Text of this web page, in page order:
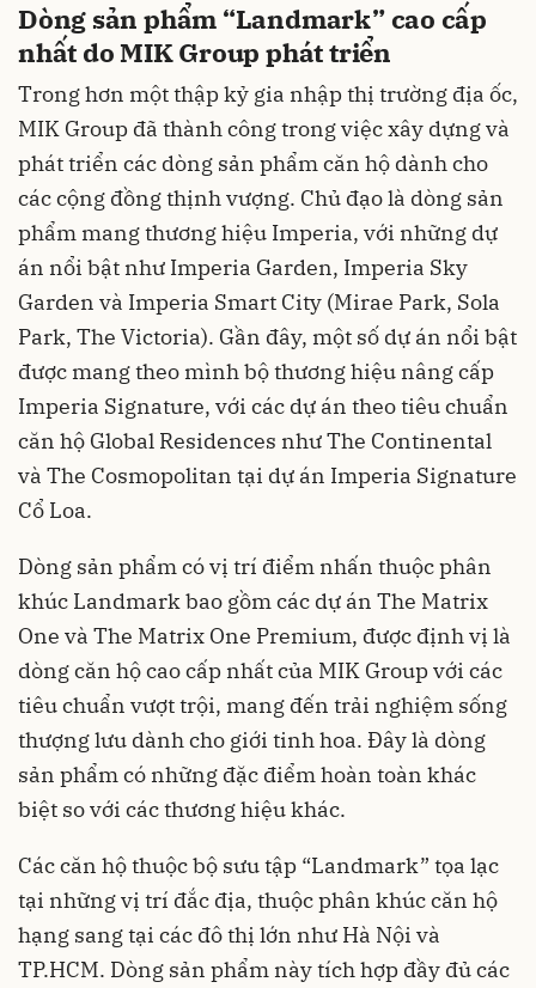
Dòng sản phẩm “Landmark” cao cấp
nhất do MIK Group phát triển
Trong hơn một thập kỷ gia nhập thị trường địa ốc,
MIK Group đã thành công trong việc xây dựng và
phát triển các dòng sản phẩm căn hộ dành cho
các cộng đồng thịnh vượng. Chủ đạo là dòng sản
phẩm mang thương hiệu Imperia, với những dự
án nổi bật như Imperia Garden, Imperia Sky
Garden và Imperia Smart City (Mirae Park, Sola
Park, The Victoria). Gần đây, một số dự án nổi bật
được mang theo mình bộ thương hiệu nâng cấp
Imperia Signature, với các dự án theo tiêu chuẩn
căn hộ Global Residences như The Continental
và The Cosmopolitan tại dự án Imperia Signature
Cổ Loa.
Dòng sản phẩm có vị trí điểm nhấn thuộc phân
khúc Landmark bao gồm các dự án The Matrix
One và The Matrix One Premium, được định vị là
dòng căn hộ cao cấp nhất của MIK Group với các
tiêu chuẩn vượt trội, mang đến trải nghiệm sống
thượng lưu dành cho giới tinh hoa. Đây là dòng
sản phẩm có những đặc điểm hoàn toàn khác
biệt so với các thương hiệu khác.
Các căn hộ thuộc bộ sưu tập “Landmark” tọa lạc
tại những vị trí đắc địa, thuộc phân khúc căn hộ
hạng sang tại các đô thị lớn như Hà Nội và
TP.HCM. Dòng sản phẩm này tích hợp đầy đủ các